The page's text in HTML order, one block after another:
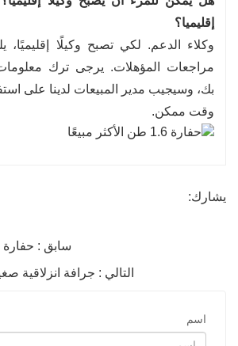
إقليميا؟
وكلاء الدعم. لكي تصبح وكيلًا إقليميًا،
مراجعات المؤهلات. يرجى ترك
بك، وسيجيب مدير المبيعات لدينا على
وقت ممكن.
يشارك:
سابق : حفارة صغيرة 3
التالي : جرافة انزلاقية
اسم